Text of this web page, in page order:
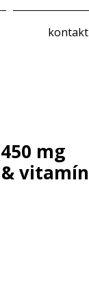
kontakt
mg
& vitamín